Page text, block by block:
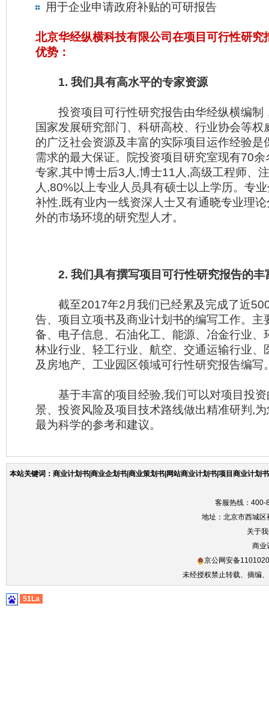
用于企业申请政府补贴的可研报告
北京华经纵横科技有限公司在项目可行性研究
优势：
1. 我们具有高水平的专家资源
投资项目可行性研究报告由华经纵横编制
国家发展研究部门、科研高校、行业协会等权
的广泛社会资源及丰富的实际项目运作经验是
需求的最大保证。院投资项目研究室现有70
专家,其中博士后3人,博士11人,高级工程师、
人,80%以上专业人员具有硕士以上学历。专
补性,既有业内一线资深人士又有通晓专业理
外的市场环境的研究型人才。
2. 我们具有撰写项目可行性研究报告的丰
截至2017年2月我们已经累及完成了近
告、项目立项书及商业计划书的编写工作。主
备、电子信息、石油化工、能源、冶金行业、
林业行业、轻工行业、航空、交通运输行业、
及房地产、工业园区领域可行性研究报告编写
基于丰富的项目经验,我们可以对项目投资
景、投资风险及项目技术路线做出精准研判,
最为科学的参考和建议。
本站关键词：商业计划书|商业企划书|商业策划书|网站商业计划书|项目商业计
客服热线：
地址：北京市西城
关于
商业
京公网安备
未经授权禁止转载、摘编
51La